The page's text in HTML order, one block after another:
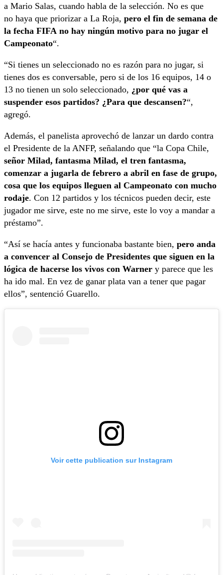
a Mario Salas, cuando habla de la selección. No es que
no haya que priorizar a La Roja, pero el fin de semana de
la fecha FIFA no hay ningún motivo para no jugar el
Campeonato“.
“Si tienes un seleccionado no es razón para no jugar, si
tienes dos es conversable, pero si de los 16 equipos, 14 o
13 no tienen un solo seleccionado, ¿por qué vas a
suspender esos partidos? ¿Para que descansen?“,
agregó.
Además, el panelista aprovechó de lanzar un dardo contra
el Presidente de la ANFP, señalando que “la Copa Chile,
señor Milad, fantasma Milad, el tren fantasma,
comenzar a jugarla de febrero a abril en fase de grupo,
cosa que los equipos lleguen al Campeonato con mucho
rodaje. Con 12 partidos y los técnicos pueden decir, este
jugador me sirve, este no me sirve, este lo voy a mandar a
préstamo”.
“Así se hacía antes y funcionaba bastante bien, pero anda
a convencer al Consejo de Presidentes que siguen en la
lógica de hacerse los vivos con Warner y parece que les
ha ido mal. En vez de ganar plata van a tener que pagar
ellos”, sentenció Guarello.
Voir cette publication sur Instagram